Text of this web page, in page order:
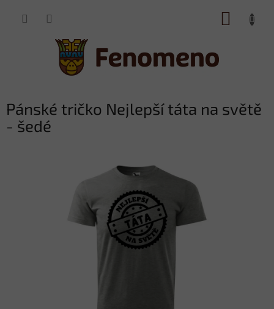
Pánské tričko Nejlepší táta na světě
- šedé